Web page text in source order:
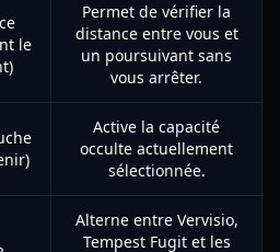
le
Permet de vérifier la
distance entre vous et
un poursuivant sans
vous arrêter.
Active la capacité
occulte actuellement
sélectionnée.
Alterne entre Vervisio,
Tempest Fugit et les